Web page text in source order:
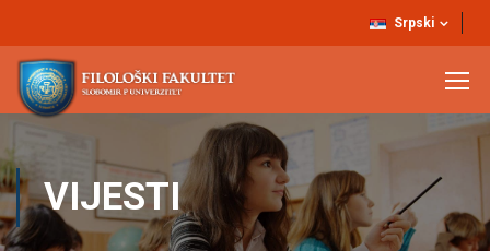
Srpski
VIJESTI